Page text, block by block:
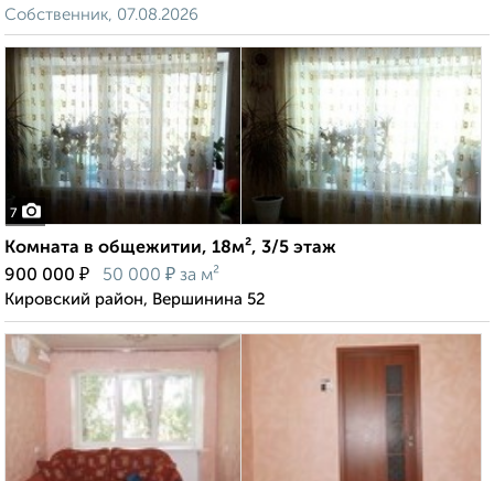
Собственник, 07.08.2026
7
Комната в общежитии, 18м², 3/5 этаж
900 000 ₽ 50 000 ₽ за м²
Кировский район, Вершинина 52